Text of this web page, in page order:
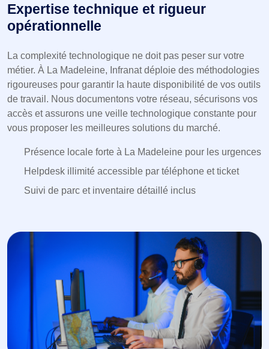
Expertise technique et rigueur
opérationnelle
La complexité technologique ne doit pas peser sur votre
métier. À La Madeleine, Infranat déploie des méthodologies
rigoureuses pour garantir la haute disponibilité de vos outils
de travail. Nous documentons votre réseau, sécurisons vos
accès et assurons une veille technologique constante pour
vous proposer les meilleures solutions du marché.
Présence locale forte à La Madeleine pour les urgences
Helpdesk illimité accessible par téléphone et ticket
Suivi de parc et inventaire détaillé inclus